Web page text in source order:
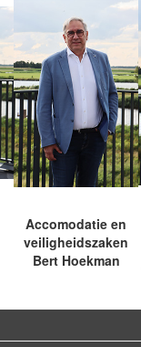
Accomodatie en
veiligheidszaken
Bert Hoekman